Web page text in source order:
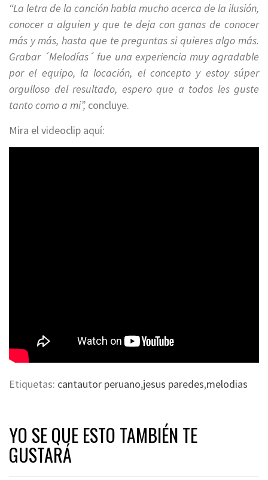
“La letra de la canción habla mucho acerca de la ilusión,
conocer a alguien y que te deja con ganas de conocer
más y más, hasta que te preguntas si quieres algo más.
Grabar ´Melodías´ fue una experiencia muy agradable
por el equipo, la locación, el concepto y estoy súper
orgulloso del resultado, espero que a todos les guste
tanto como a mi”, concluye.
Mira el videoclip aquí:
Etiquetas: cantautor peruano,jesus paredes,melodias
YO SE QUE ESTO TAMBIÉN TE
GUSTARÁ